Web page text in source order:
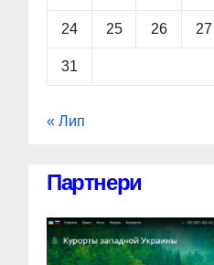
24 25 26 27
31
« Лип
Партнери